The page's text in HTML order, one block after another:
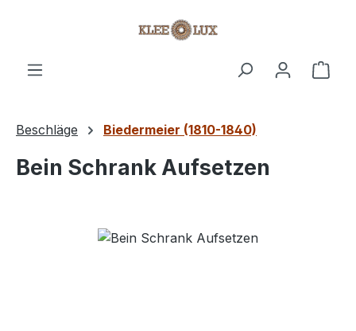
Beschläge Biedermeier (1810-1840)
Bein Schrank Aufsetzen